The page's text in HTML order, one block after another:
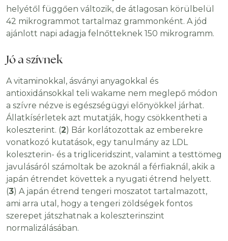
helyétől függően változik, de átlagosan körülbelül
42 mikrogrammot tartalmaz grammonként. A jód
ajánlott napi adagja felnőtteknek 150 mikrogramm.
Jó a szívnek
A vitaminokkal, ásványi anyagokkal és
antioxidánsokkal teli wakame nem meglepő módon
a szívre nézve is egészségügyi előnyökkel járhat.
Állatkísérletek azt mutatják, hogy csökkentheti a
koleszterint. (2) Bár korlátozottak az emberekre
vonatkozó kutatások, egy tanulmány az LDL
koleszterin- és a trigliceridszint, valamint a testtömeg
javulásáról számoltak be azoknál a férfiaknál, akik a
japán étrendet követtek a nyugati étrend helyett.
(3) A japán étrend tengeri moszatot tartalmazott,
ami arra utal, hogy a tengeri zöldségek fontos
szerepet játszhatnak a koleszterinszint
normalizálásában.